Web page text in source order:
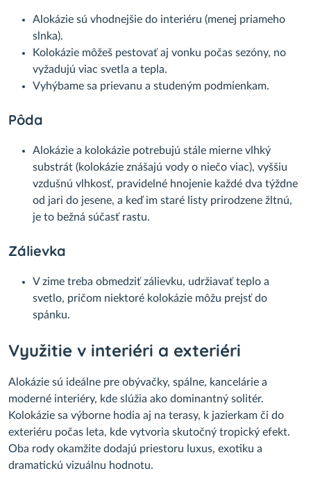
Alokázie sú vhodnejšie do interiéru (menej priameho
slnka).
Kolokázie môžeš pestovať aj vonku počas sezóny, no
vyžadujú viac svetla a tepla.
Vyhýbame sa prievanu a studeným podmienkam.
Pôda
Alokázie a kolokázie potrebujú stále mierne vlhký
substrát (kolokázie znášajú vody o niečo viac), vyššiu
vzdušnú vlhkosť, pravidelné hnojenie každé dva týždne
od jari do jesene, a keď im staré listy prirodzene žltnú,
je to bežná súčasť rastu.
Zálievka
V zime treba obmedziť zálievku, udržiavať teplo a
svetlo, pričom niektoré kolokázie môžu prejsť do
spánku.
Využitie v interiéri a exteriéri
Alokázie sú ideálne pre obývačky, spálne, kancelárie a
moderné interiéry, kde slúžia ako dominantný solitér.
Kolokázie sa výborne hodia aj na terasy, k jazierkam či do
exteriéru počas leta, kde vytvoria skutočný tropický efekt.
Oba rody okamžite dodajú priestoru luxus, exotiku a
dramatickú vizuálnu hodnotu.